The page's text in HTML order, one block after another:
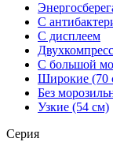
С
С дисплеем
С большой
Широкие (70
Без
Узкие (54 см)
Серия